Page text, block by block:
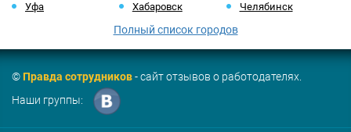
Уфа
Хабаровск Челябинск
Полный список городов
©Правда сотрудников- сайт отзывов о работодателях.
Наши группы: